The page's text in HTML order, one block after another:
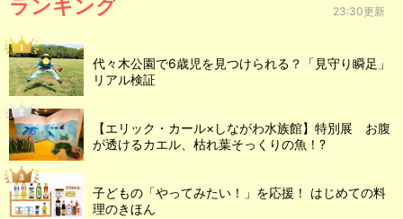
ランキング 23:30更新
代々木公園で6歳児を見つけられる？「見守り瞬足」
リアル検証
【エリック・カール×しながわ水族館】特別展 お腹
が透けるカエル、枯れ葉そっくりの魚！?
子どもの「やってみたい！」を応援！ はじめての料
理のきほん